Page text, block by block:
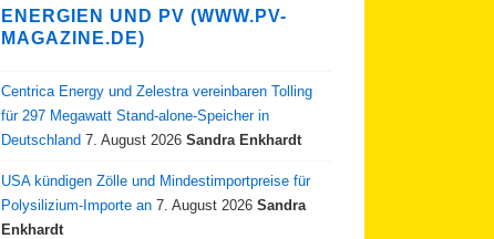
ENERGIEN UND PV (WWW.PV-
MAGAZINE.DE)
Centrica Energy und Zelestra vereinbaren Tolling
für 297 Megawatt Stand-alone-Speicher in
Deutschland 7. August 2026 Sandra Enkhardt
USA kündigen Zölle und Mindestimportpreise für
Polysilizium-Importe an 7. August 2026 Sandra
Enkhardt